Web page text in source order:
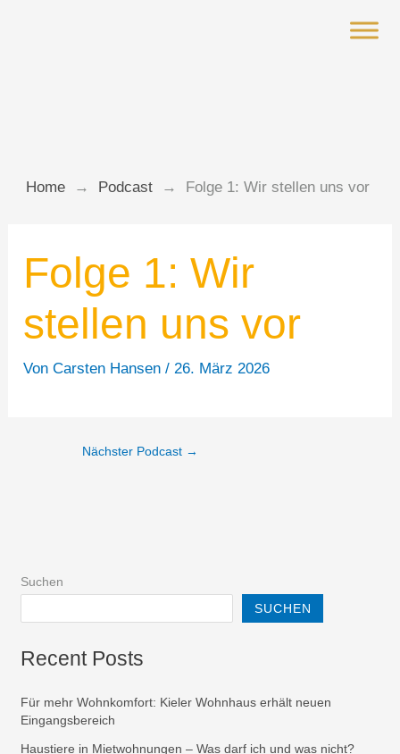
Home → Podcast → Folge 1: Wir stellen uns vor
Folge 1: Wir
stellen uns vor
VonCarsten Hansen/ 26. März 2026
Nächster Podcast →
Suchen
SUCHEN
Recent Posts
Für mehr Wohnkomfort: Kieler Wohnhaus erhält neuen
Eingangsbereich
Haustiere in Mietwohnungen – Was darf ich und was nicht?